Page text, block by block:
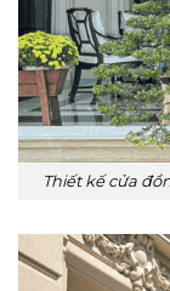
Thiết kế cửa